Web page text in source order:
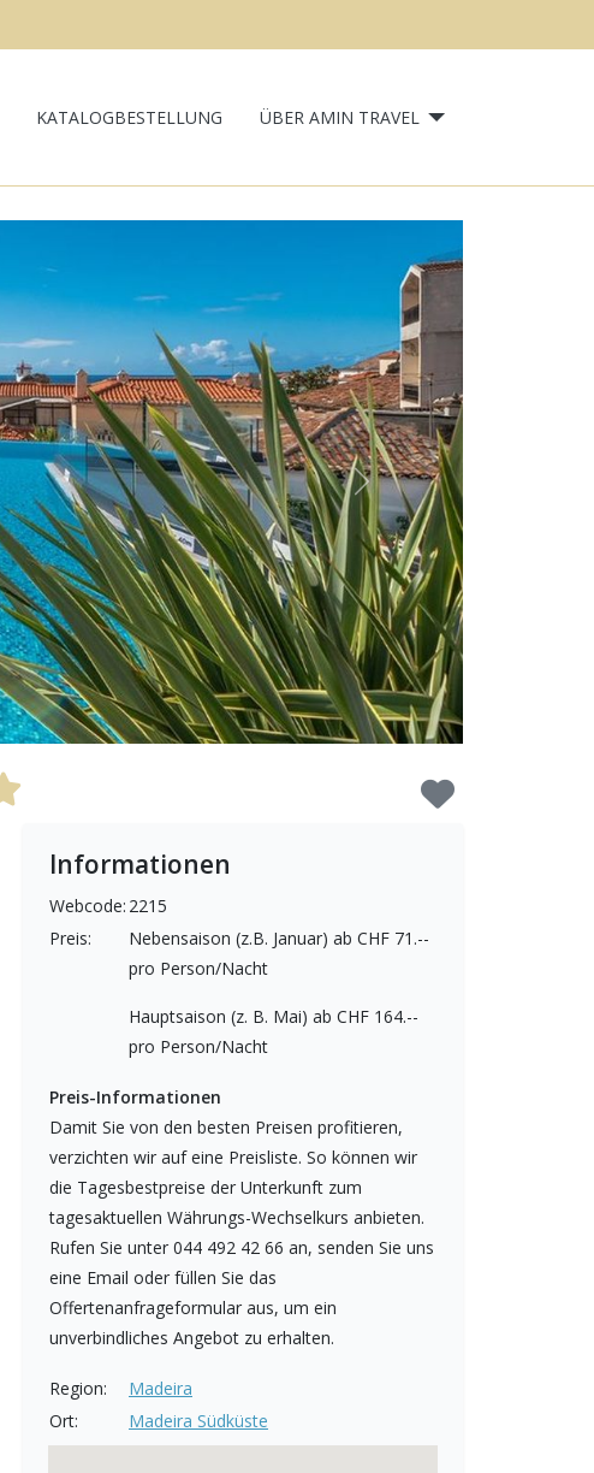
KATALOGBESTELLUNG ÜBER AMIN TRAVEL
Next
Informationen
Webcode: 2215
Preis:
Nebensaison (z.B. Januar) ab CHF 71.--
pro Person/Nacht
Hauptsaison (z. B. Mai) ab CHF 164.--
pro Person/Nacht
Preis-Informationen
Damit Sie von den besten Preisen profitieren,
verzichten wir auf eine Preisliste. So können wir
die Tagesbestpreise der Unterkunft zum
tagesaktuellen Währungs-Wechselkurs anbieten.
Rufen Sie unter 044 492 42 66 an, senden Sie uns
eine Email oder füllen Sie das
Offertenanfrageformular aus, um ein
unverbindliches Angebot zu erhalten.
Region:
Madeira
Ort:
Madeira Südküste